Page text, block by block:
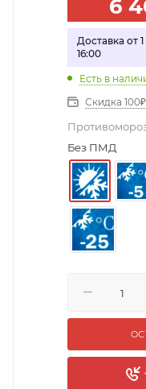
6
Доставка от
16:00
Есть в
Скидка
Без ПМД